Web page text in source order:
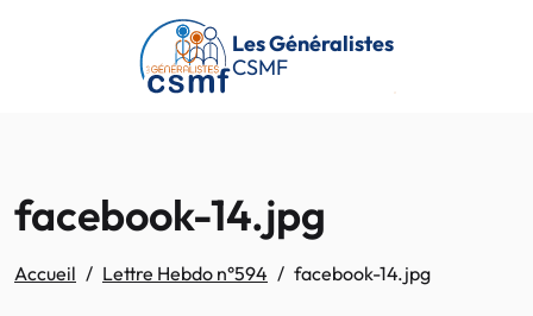
Passer au contenu principal
Les Généralistes
CSMF
facebook-14.jpg
Accueil Lettre Hebdo n°594 facebook-14.jpg